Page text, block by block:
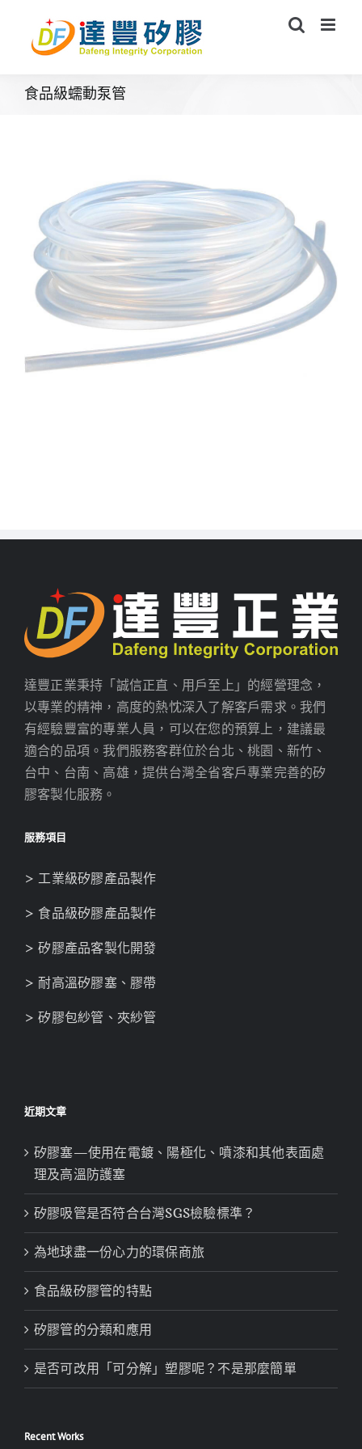
content
食品級蠕動泵管
達豐正業秉持「誠信正直、用戶至上」的經營理念，
以專業的精神，高度的熱忱深入了解客戶需求。我們
有經驗豐富的專業人員，可以在您的預算上，建議最
適合的品項。我們服務客群位於台北、桃園、新竹、
台中、台南、高雄，提供台灣全省客戶專業完善的矽
膠客製化服務。
服務項目
> 工業級矽膠產品製作
> 食品級矽膠產品製作
> 矽膠產品客製化開發
> 耐高溫矽膠塞、膠帶
> 矽膠包紗管、夾紗管
近期文章
矽膠塞—使用在電鍍、陽極化、噴漆和其他表面處
理及高溫防護塞
矽膠吸管是否符合台灣SGS檢驗標準？
為地球盡一份心力的環保商旅
食品級矽膠管的特點
矽膠管的分類和應用
是否可改用「可分解」塑膠呢？不是那麼簡單
Recent Works